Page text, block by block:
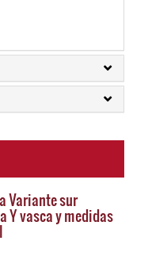
Variante sur
Y vasca y medidas